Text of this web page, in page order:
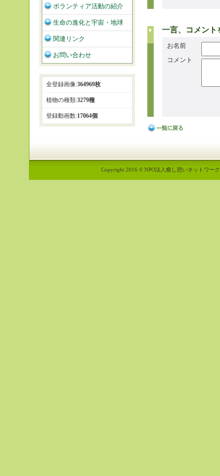
一言、コメント
お名前
コメント
ボランティア活動の紹介
生命の進化と宇宙・地球
関連リンク
お問い合わせ
全登録画像:364969枚
植物の種類:3279種
登録動画数:17064個
Copyright 2016 © NPO法人癒し憩いネットワー